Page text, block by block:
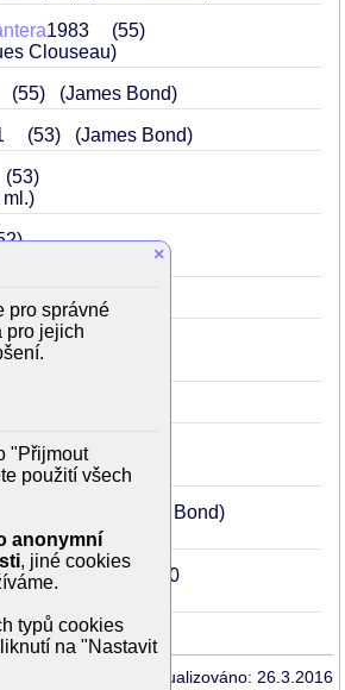
1983
55
Clouseau)
55 (James Bond)
53 (James Bond)
53
51 (James Bond)
1977
1974
46
(James Bond)
sám sebe
1970
Aktualizováno: 26.3.2016
×
pro správné
pro jejich
"Přijmout
použití všech
anonymní
, jiné cookies
typů cookies
na "Nastavit